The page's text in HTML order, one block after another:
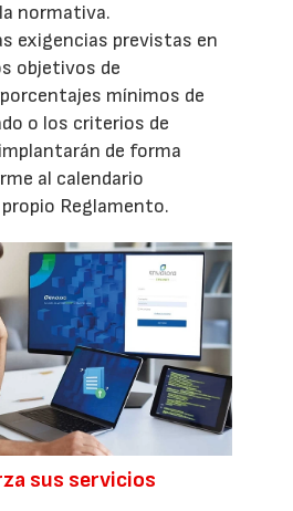
normativa.
exigencias previstas en
objetivos de
mínimos de
o los criterios de
de forma
al calendario
Reglamento.
sus servicios